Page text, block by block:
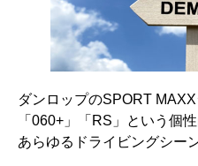
ダンロップのSPORT
「060+」「RS」という個
あらゆるドライビングシー